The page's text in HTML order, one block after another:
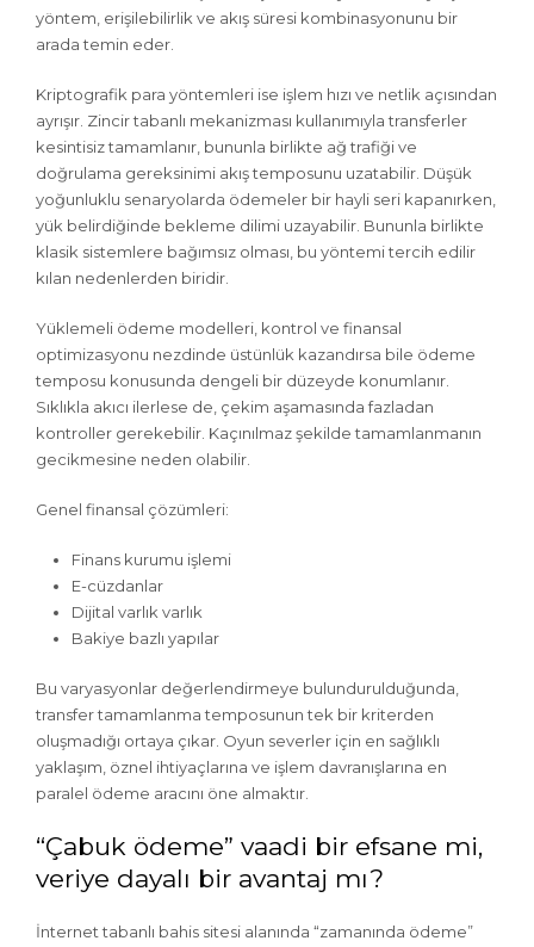
yöntem, erişilebilirlik ve akış süresi kombinasyonunu bir
arada temin eder.
Kriptografik para yöntemleri ise işlem hızı ve netlik açısından
ayrışır. Zincir tabanlı mekanizması kullanımıyla transferler
kesintisiz tamamlanır, bununla birlikte ağ trafiği ve
doğrulama gereksinimi akış temposunu uzatabilir. Düşük
yoğunluklu senaryolarda ödemeler bir hayli seri kapanırken,
yük belirdiğinde bekleme dilimi uzayabilir. Bununla birlikte
klasik sistemlere bağımsız olması, bu yöntemi tercih edilir
kılan nedenlerden biridir.
Yüklemeli ödeme modelleri, kontrol ve finansal
optimizasyonu nezdinde üstünlük kazandırsa bile ödeme
temposu konusunda denge­li bir düzeyde konumlanır.
Sıklıkla akıcı ilerlese de, çekim aşamasında fazladan
kontroller gerekebilir. Kaçınılmaz şekilde tamamlanmanın
gecikmesine neden olabilir.
Genel finansal çözümleri:
Finans kurumu işlemi
E-cüzdanlar
Dijital varlık varlık
Bakiye bazlı yapılar
Bu varyasyonlar değerlendirmeye bulundurulduğunda,
transfer tamamlanma temposunun tek bir kriterden
oluşmadığı ortaya çıkar. Oyun severler için en sağlıklı
yaklaşım, öznel ihtiyaçlarına ve işlem davranışlarına en
paralel ödeme aracını öne almaktır.
“Çabuk ödeme” vaadi bir efsane mi,
veriye dayalı bir avantaj mı?
İnternet tabanlı bahis sitesi alanında “zamanında ödeme”